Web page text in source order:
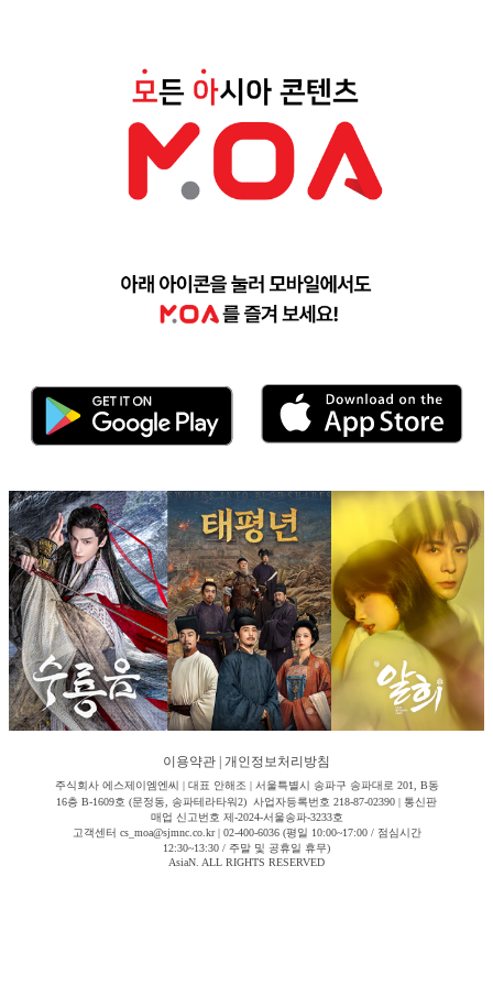
이용약관 개인정보처리방침
주식회사 에스제이엠엔씨 | 대표 안해조 | 서울특별시 송파구 송파대로 201, B동
16층 B-1609호 (문정동, 송파테라타워2) 사업자등록번호 218-87-02390 | 통신판
매업 신고번호 제-2024-서울송파-3233호
고객센터 cs_moa@sjmnc.co.kr | 02-400-6036 (평일 10:00~17:00 / 점심시간
12:30~13:30 / 주말 및 공휴일 휴무)
AsiaN. ALL RIGHTS RESERVED